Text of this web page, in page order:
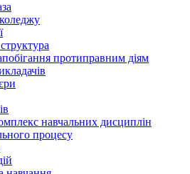
протиправним діям
навчальних дисциплін
процесу